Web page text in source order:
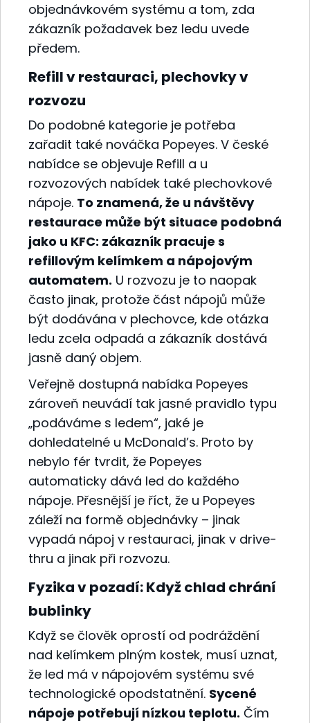
objednávkovém systému a tom, zda
zákazník požadavek bez ledu uvede
předem.
Refill v restauraci, plechovky v
rozvozu
Do podobné kategorie je potřeba
zařadit také nováčka Popeyes. V české
nabídce se objevuje Refill a u
rozvozových nabídek také plechovkové
nápoje. To znamená, že u návštěvy
restaurace může být situace podobná
jako u KFC: zákazník pracuje s
refillovým kelímkem a nápojovým
automatem. U rozvozu je to naopak
často jinak, protože část nápojů může
být dodávána v plechovce, kde otázka
ledu zcela odpadá a zákazník dostává
jasně daný objem.
Veřejně dostupná nabídka Popeyes
zároveň neuvádí tak jasné pravidlo typu
„podáváme s ledem“, jaké je
dohledatelné u McDonald’s. Proto by
nebylo fér tvrdit, že Popeyes
automaticky dává led do každého
nápoje. Přesnější je říct, že u Popeyes
záleží na formě objednávky – jinak
vypadá nápoj v restauraci, jinak v drive-
thru a jinak při rozvozu.
Fyzika v pozadí: Když chlad chrání
bublinky
Když se člověk oprostí od podráždění
nad kelímkem plným kostek, musí uznat,
že led má v nápojovém systému své
technologické opodstatnění. Sycené
nápoje potřebují nízkou teplotu. Čím